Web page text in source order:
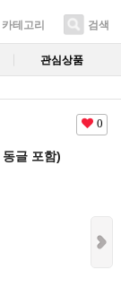
카테고리 검색
관심상품
0
글 포함)